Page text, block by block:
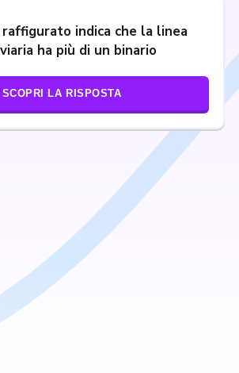
indica che la linea
ha più di un binario
SCOPRI LA RISPOSTA